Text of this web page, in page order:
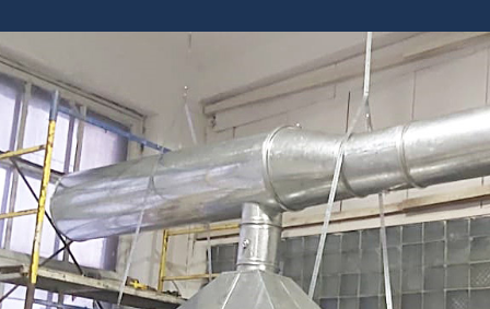
Оцинкованная сталь придаёт изделиям
жёсткость, устойчивость к